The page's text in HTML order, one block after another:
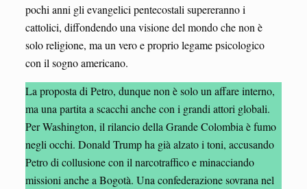
pochi anni gli evangelici pentecostali supereranno i
cattolici, diffondendo una visione del mondo che non è
solo religione, ma un vero e proprio legame psicologico
con il sogno americano.
La proposta di Petro, dunque non è solo un affare interno,
ma una partita a scacchi anche con i grandi attori globali.
Per Washington, il rilancio della Grande Colombia è fumo
negli occhi. Donald Trump ha già alzato i toni, accusando
Petro di collusione con il narcotraffico e minacciando
missioni anche a Bogotà. Una confederazione sovrana nel